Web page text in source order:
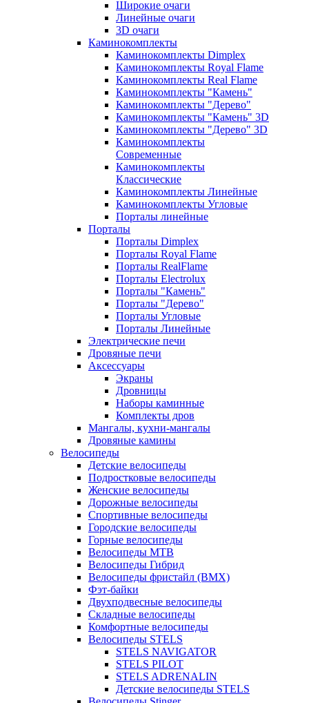
Широкие очаги
Линейные очаги
3D очаги
Каминокомплекты
Каминокомплекты Dimplex
Каминокомплекты Royal Flame
Каминокомплекты Real Flame
Каминокомплекты "Камень"
Каминокомплекты "Дерево"
Каминокомплекты "Камень" 3D
Каминокомплекты "Дерево" 3D
Каминокомплекты
Современные
Каминокомплекты
Классические
Каминокомплекты Линейные
Каминокомплекты Угловые
Порталы линейные
Порталы
Порталы Dimplex
Порталы Royal Flame
Порталы RealFlame
Порталы Electrolux
Порталы "Камень"
Порталы "Дерево"
Порталы Угловые
Порталы Линейные
Электрические печи
Дровяные печи
Аксессуары
Экраны
Дровницы
Наборы каминные
Комплекты дров
Мангалы, кухни-мангалы
Дровяные камины
Велосипеды
Детские велосипеды
Подростковые велосипеды
Женские велосипеды
Дорожные велосипеды
Спортивные велосипеды
Городские велосипеды
Горные велосипеды
Велосипеды MTB
Велосипеды Гибрид
Велосипеды фристайл (BMX)
Фэт-байки
Двухподвесные велосипеды
Складные велосипеды
Комфортные велосипеды
Велосипеды STELS
STELS NAVIGATOR
STELS PILOT
STELS ADRENALIN
Детские велосипеды STELS